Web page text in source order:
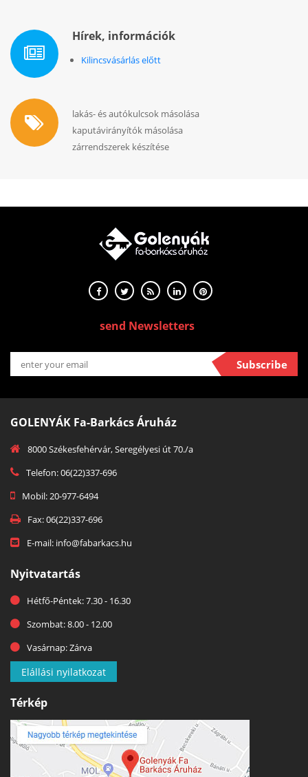
Hírek, információk
Kilincsvásárlás előtt
lakás- és autókulcsok másolása
kaputávirányítók másolása
zárrendszerek készítése
send Newsletters
Subscribe
GOLENYÁK Fa-Barkács Áruház
8000 Székesfehérvár, Seregélyesi út 70./a
Telefon: 06(22)337-696
Mobil: 20-977-6494
Fax: 06(22)337-696
E-mail: info@fabarkacs.hu
Nyitvatartás
Hétfő-Péntek: 7.30 - 16.30
Szombat: 8.00 - 12.00
Vasárnap: Zárva
Elállási nyilatkozat
Térkép